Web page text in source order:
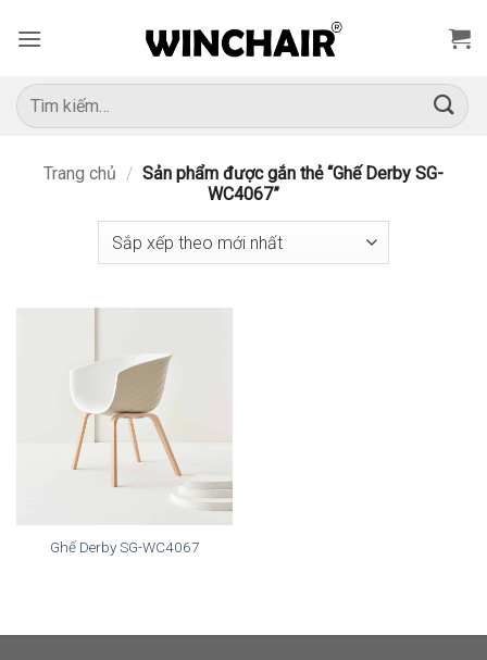
qua
dung
Tìm
kiếm:
Trang chủ / Sản phẩm được gắn thẻ “Ghế Derby SG-
WC4067”
Ghế Derby SG-WC4067